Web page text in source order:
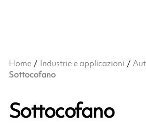
Home Industrie e applicazioni
Sottocofano
Sottocofano